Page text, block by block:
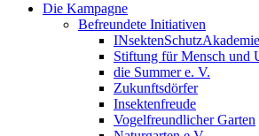
Die Kampagne
Befreundete Initiativen
INsektenSchutzAkademie
Stiftung für Mensch und
die Summer e. V.
Zukunftsdörfer
Insektenfreude
Vogelfreundlicher Garten